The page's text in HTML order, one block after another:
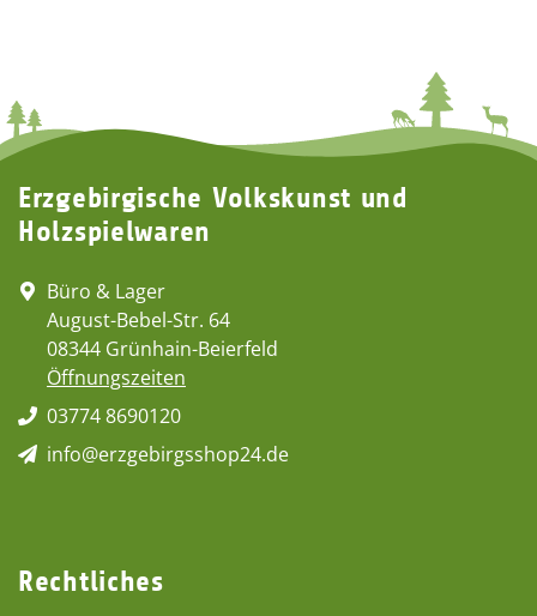
Erzgebirgische Volkskunst und
Holzspielwaren
Büro & Lager
August-Bebel-Str. 64
08344 Grünhain-Beierfeld
Öffnungszeiten
03774 8690120
info@erzgebirgsshop24.de
Rechtliches